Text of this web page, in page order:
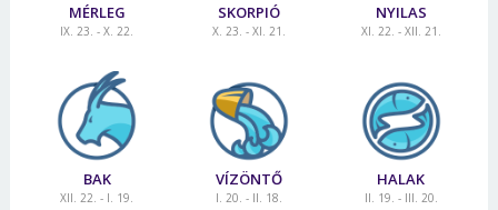
MÉRLEG
IX. 23. - X. 22.
SKORPIÓ
X. 23. - XI. 21.
NYILAS
XI. 22. - XII. 21.
BAK
XII. 22. - I. 19.
VÍZÖNTŐ
I. 20. - II. 18.
HALAK
II. 19. - III. 20.